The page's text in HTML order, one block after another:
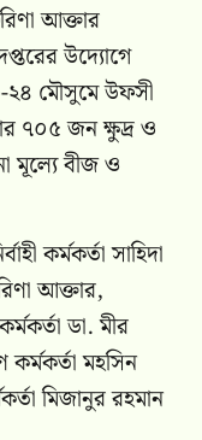
আক্তার
উদ্যোগে
২৪ মৌসুমে উফসী
৭০৫ জন ক্ষুদ্র ও
মূল্যে বীজ ও
কর্মকর্তা সাহিদা
আক্তার,
ডা. মীর
মহসিন
মিজানুর রহমান